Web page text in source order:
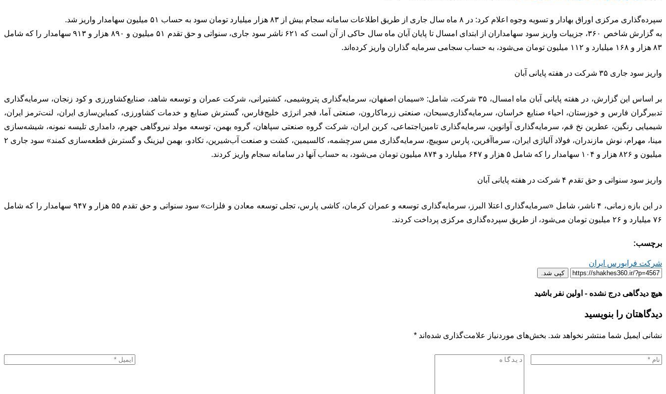
سپرده‌گذاری مرکزی اوراق بهادار و تسویه وجوه اعلام کرد: در ۸ ماه سال جاری از طریق اطلاعات سامانه سجام بیش از ۸۳ هزار میلیارد تومان سود به حساب ۵۱ میلیون سهامدار واریز شد.
به گزارش شاخص ۳۶۰، جزییات واریز سود سهامداران از ابتدای امسال تا پایان آبان ماه سال حاکی از آن است که ۶۲۱ ناشر سود جاری، سنواتی و حق تقدم ۵۱ میلیون و ۸۹۰ هزار و ۹۱۳ سهامدار را که شامل
۸۳ هزار و ۱۶۸ میلیارد و ۱۱۲ میلیون تومان می‌شود، به حساب سجامی سرمایه گذاران واریز کرده‌اند.
واریز سود جاری ۳۵ شرکت در هفته پایانی آبان
بر اساس این گزارش، در هفته پایانی آبان ماه امسال، ۳۵ شرکت، شامل: «سیمان اصفهان، سرمایه‌گذاری پتروشیمی، کشتیرانی، شرکت عمران و توسعه شاهد، صنایع‌کشاورزی و کود زنجان، سرمایه‌گذاری
تدبیرگران فارس و خوزستان، احیاء صنایع خراسان، سرمایه‌گذاری‌سبحان، صنعتی زرماکارون، صنعتی آما، فجر انرژی خلیج‌فارس، گسترش صنایع و خدمات کشاورزی، کمباین‌سازی ایران، لنت‌ترمز ایران،
شیمیایی رنگین، عطرین نخ قم، سرمایه‌گذاری آوانوین، سرمایه‌گذاری تامین‌اجتماعی، کربن ایران، شرکت گروه صنعتی سپاهان، گروه بهمن، توسعه مولد نیروگاهی جهرم، دامداری تلیسه نمونه، شیشه‌سازی
مینا، مهرام، نوش مازندران، فولاد آلیاژی ایران، سرماآفرین، پارس سوییچ، سرمایه‌گذاری مس سرچشمه، کالسیمین، کشت و صنعت آب‌شیرین، تکادو، بهمن لیزینگ و گسترش قطعه‌سازی کمند» سود جاری ۲
میلیون و ۸۲۶ هزار و ۱۰۴ سهامدار را که شامل ۵ هزار و ۶۴۷ میلیارد و ۸۷۴ میلیون تومان می‌شود، به حساب آنها در سامانه سجام واریز کردند.
واریز سود سنواتی و حق تقدم ۴ شرکت در هفته پایانی آبان
در این بازه زمانی، ۴ ناشر، شامل «سرمایه‌گذاری اعتلا البرز، سرمایه‌گذاری توسعه و عمران کرمان، کاشی پارس، تجلی توسعه معادن و فلزات» سود سنواتی و حق تقدم ۵۵ هزار و ۹۴۷ سهامدار را که شامل
۷۶ میلیارد و ۲۶ میلیون تومان می‌شود، از طریق سپرده‌گذاری مرکزی پرداخت کردند.
برچسب:
شرکت فرابورس ایران
کپی شد.
هیچ دیدگاهی درج نشده - اولین نفر باشید
دیدگاهتان را بنویسید
نشانی ایمیل شما منتشر نخواهد شد. بخش‌های موردنیاز علامت‌گذاری شده‌اند *